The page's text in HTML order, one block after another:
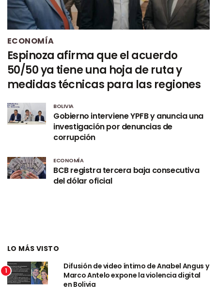
ECONOMÍA
Espinoza afirma que el acuerdo
50/50 ya tiene una hoja de ruta y
medidas técnicas para las regiones
BOLIVIA
Gobierno interviene YPFB y anuncia una
investigación por denuncias de
corrupción
ECONOMÍA
BCB registra tercera baja consecutiva
del dólar oficial
LO MÁS VISTO
1
Difusión de video íntimo de Anabel Angus y
Marco Antelo expone la violencia digital
en Bolivia